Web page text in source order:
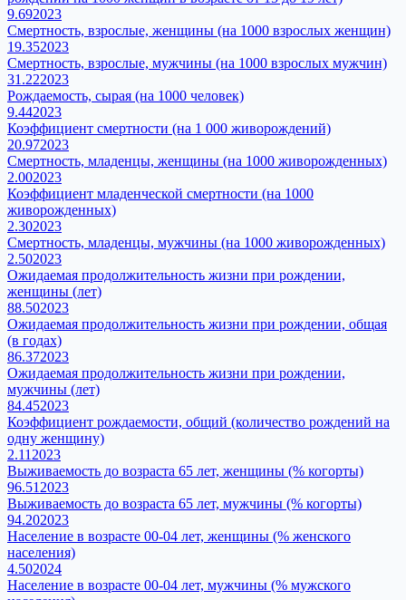
9.692023
Смертность, взрослые, женщины (на 1000 взрослых женщин)
19.352023
Смертность, взрослые, мужчины (на 1000 взрослых мужчин)
31.222023
Рождаемость, сырая (на 1000 человек)
9.442023
Коэффициент смертности (на 1 000 живорождений)
20.972023
Смертность, младенцы, женщины (на 1000 живорожденных)
2.002023
Коэффициент младенческой смертности (на 1000
живорожденных)
2.302023
Смертность, младенцы, мужчины (на 1000 живорожденных)
2.502023
Ожидаемая продолжительность жизни при рождении,
женщины (лет)
88.502023
Ожидаемая продолжительность жизни при рождении, общая
(в годах)
86.372023
Ожидаемая продолжительность жизни при рождении,
мужчины (лет)
84.452023
Коэффициент рождаемости, общий (количество рождений на
одну женщину)
2.11 2023
Выживаемость до возраста 65 лет, женщины (% когорты)
96.51 2023
Выживаемость до возраста 65 лет, мужчины (% когорты)
94.202023
Население в возрасте 00-04 лет, женщины (% женского
населения)
4.502024
Население в возрасте 00-04 лет, мужчины (% мужского